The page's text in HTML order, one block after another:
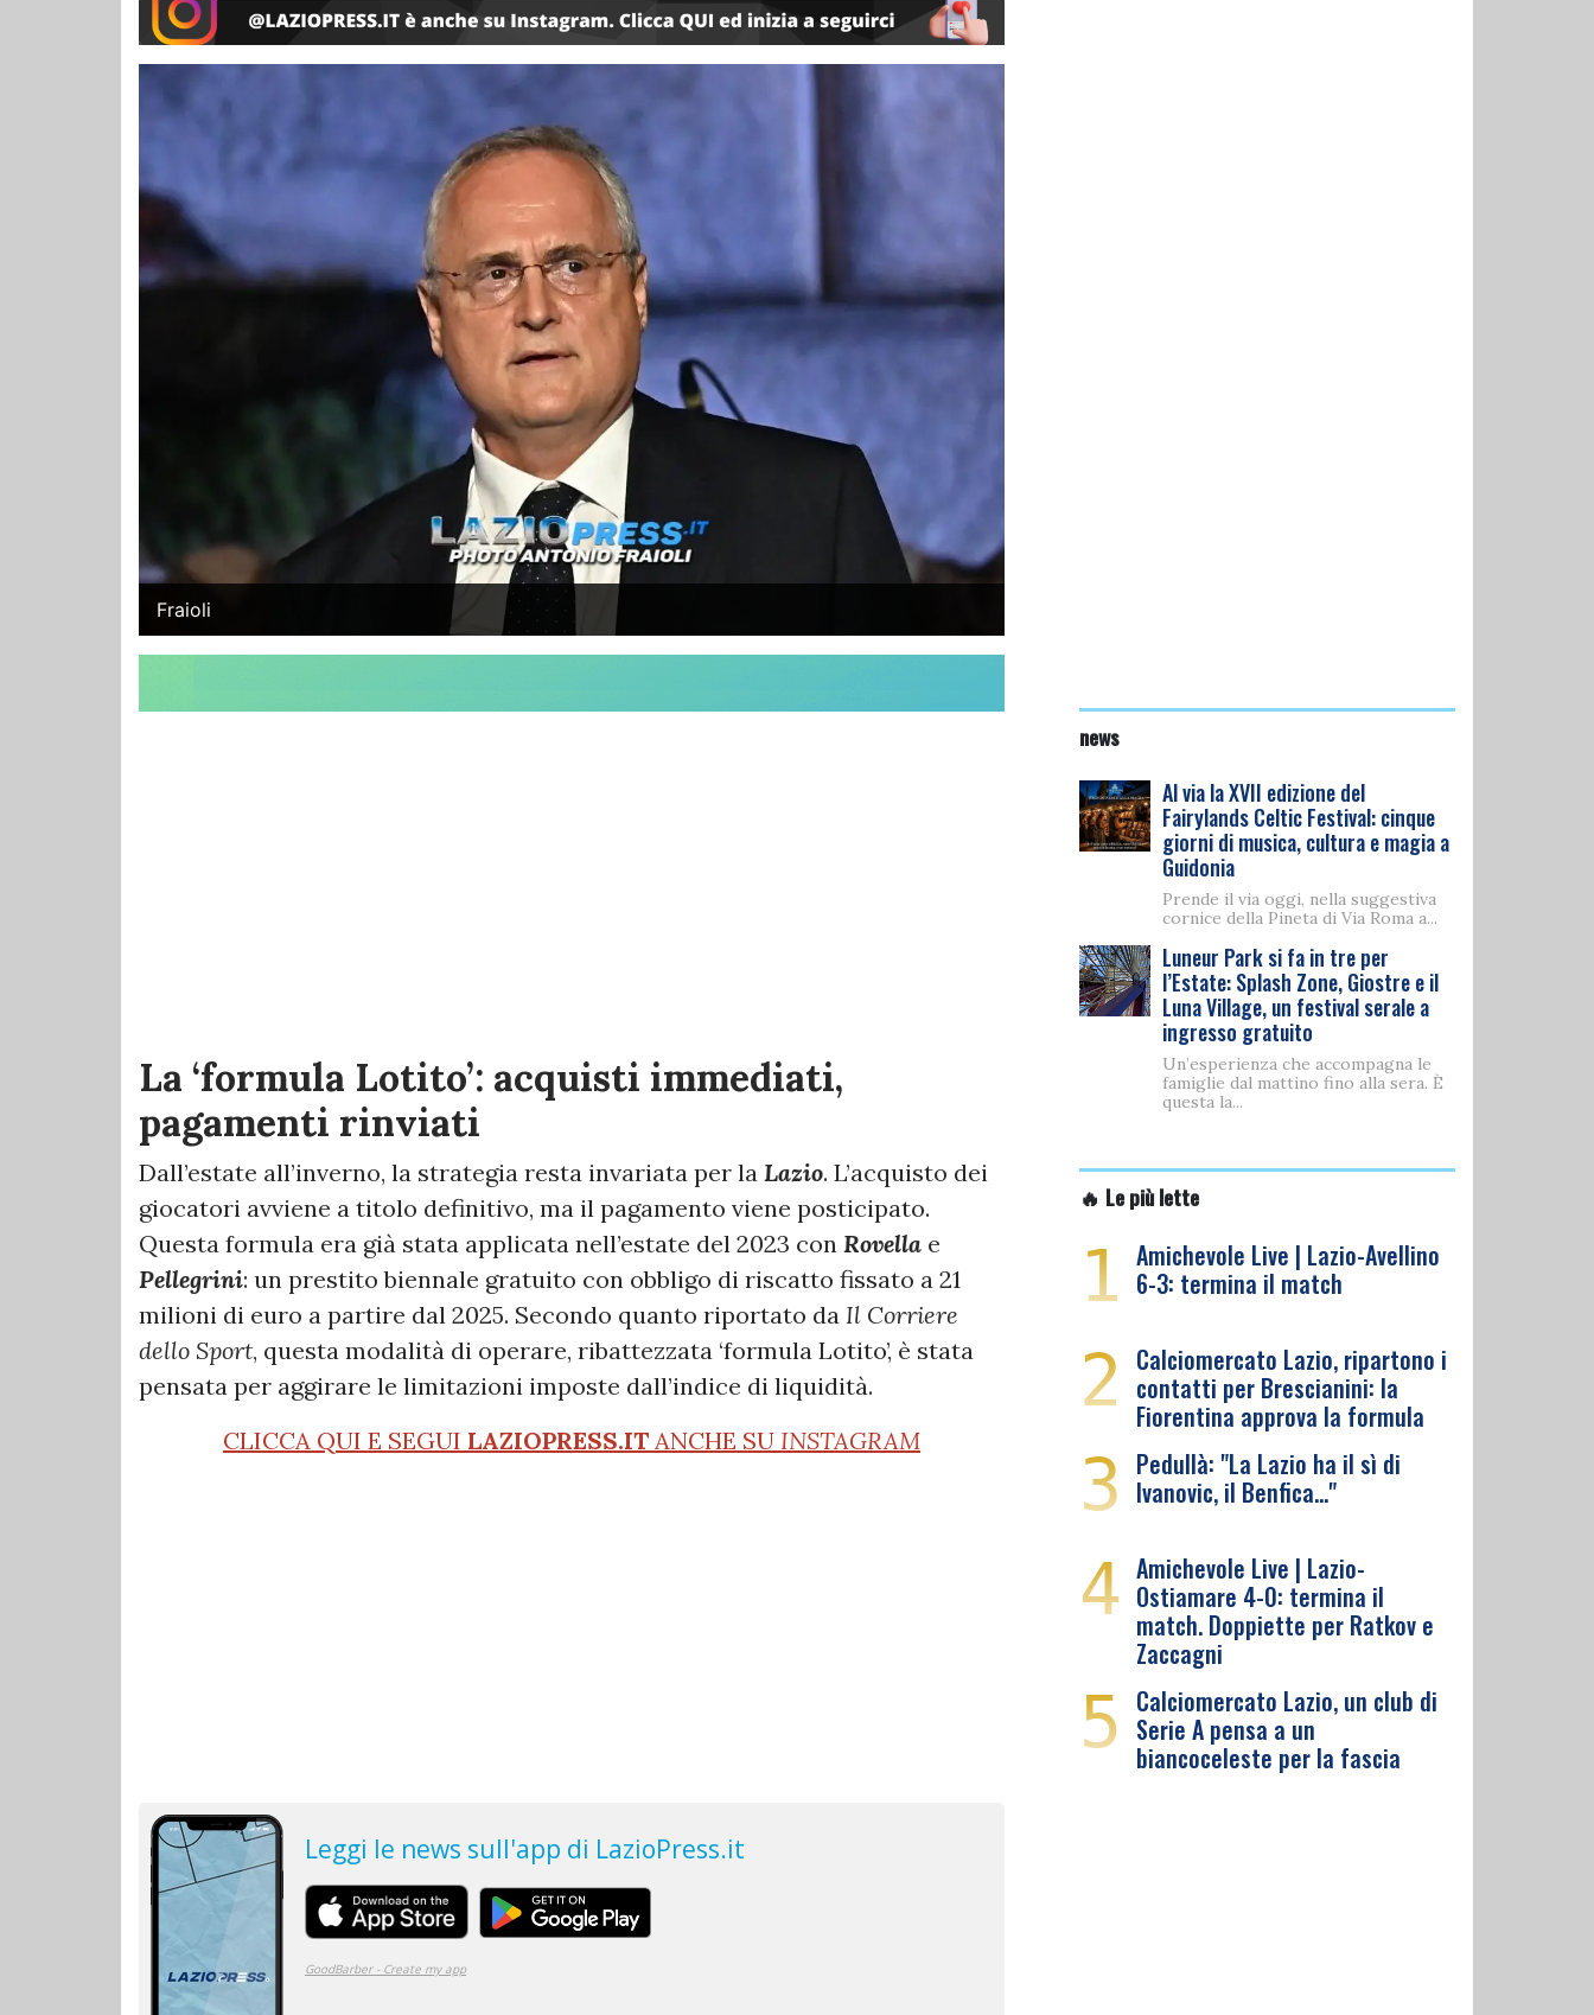
Fraioli
La ‘formula Lotito’: acquisti immediati,
pagamenti rinviati
Dall’estate all’inverno, la strategia resta invariata per la Lazio. L’acquisto dei
giocatori avviene a titolo definitivo, ma il pagamento viene posticipato.
Questa formula era già stata applicata nell’estate del 2023 con Rovella e
Pellegrini: un prestito biennale gratuito con obbligo di riscatto fissato a 21
milioni di euro a partire dal 2025. Secondo quanto riportato da Il Corriere
dello Sport, questa modalità di operare, ribattezzata ‘formula Lotito’, è stata
pensata per aggirare le limitazioni imposte dall’indice di liquidità.
CLICCA QUI E SEGUI LAZIOPRESS.IT ANCHE SU INSTAGRAM
news
Al via la XVII edizione del
Fairylands Celtic Festival: cinque
giorni di musica, cultura e magia a
Guidonia
Prende il via oggi, nella suggestiva
cornice della Pineta di Via Roma a...
Luneur Park si fa in tre per
l’Estate: Splash Zone, Giostre e il
Luna Village, un festival serale a
ingresso gratuito
Un’esperienza che accompagna le
famiglie dal mattino fino alla sera. È
questa la...
🔥 Le più lette
1 Amichevole Live | Lazio-Avellino
6-3: termina il match
2 Calciomercato Lazio, ripartono i
contatti per Brescianini: la
Fiorentina approva la formula
3 Pedullà: "La Lazio ha il sì di
Ivanovic, il Benfica…"
4 Amichevole Live | Lazio-
Ostiamare 4-0: termina il
match. Doppiette per Ratkov e
Zaccagni
5 Calciomercato Lazio, un club di
Serie A pensa a un
biancoceleste per la fascia